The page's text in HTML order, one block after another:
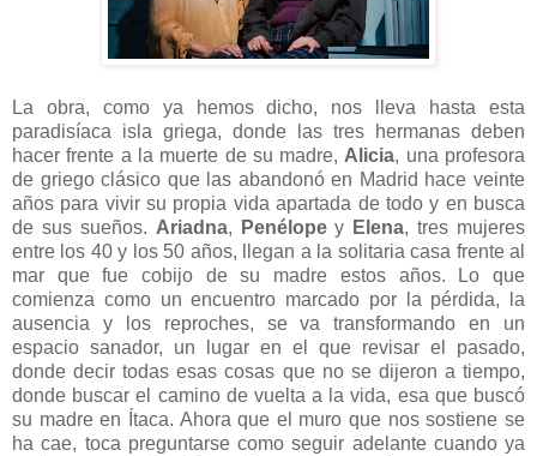
La obra, como ya hemos dicho, nos lleva hasta esta
paradisíaca isla griega, donde las tres hermanas deben
hacer frente a la muerte de su madre, Alicia, una profesora
de griego clásico que las abandonó en Madrid hace veinte
años para vivir su propia vida apartada de todo y en busca
de sus sueños. Ariadna, Penélopey Elena, tres mujeres
entre los 40 y los 50 años, llegan a la solitaria casa frente al
mar que fue cobijo de su madre estos años. Lo que
comienza como un encuentro marcado por la pérdida, la
ausencia y los reproches, se va transformando en un
espacio sanador, un lugar en el que revisar el pasado,
donde decir todas esas cosas que no se dijeron a tiempo,
donde buscar el camino de vuelta a la vida, esa que buscó
su madre en Ítaca. Ahora que el muro que nos sostiene se
ha cae, toca preguntarse como seguir adelante cuando ya